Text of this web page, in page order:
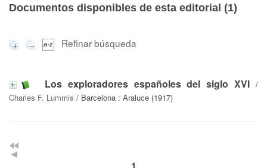
Documentos disponibles de esta editorial (1)
Refinar búsqueda
Los exploradores españoles del siglo XVI /
Charles F. Lummis / Barcelona : Araluce (1917)